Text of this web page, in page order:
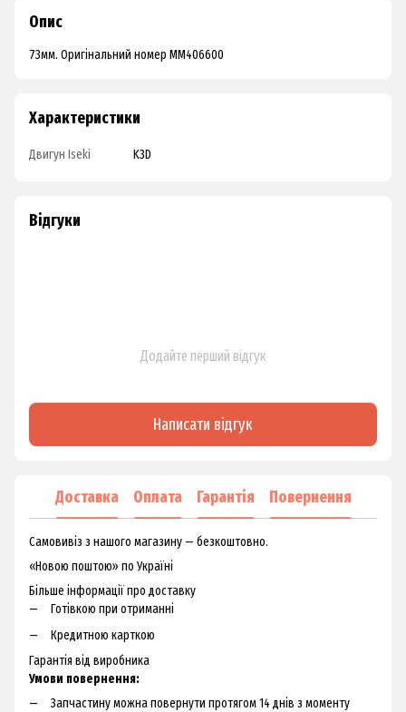
Опис
73мм. Оригінальний номер MM406600
Характеристики
Двигун Iseki K3D
Відгуки
Додайте перший відгук
Написати відгук
Доставка Оплата Гарантія Повернення
Самовивіз з нашого магазину — безкоштовно.
«Новою поштою» по Україні
Більше інформації про доставку
Готівкою при отриманні
Кредитною карткою
Гарантія від виробника
Умови повернення:
Запчастину можна повернути протягом 14 днів з моменту